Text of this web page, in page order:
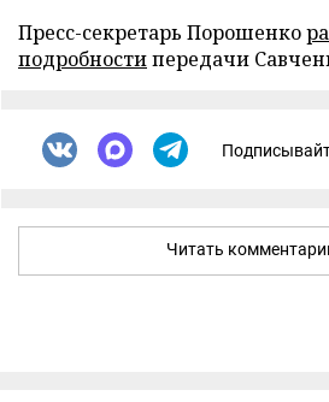
Пресс-секретарь Порошенко
подробностипередачи
Читать